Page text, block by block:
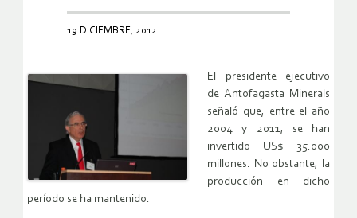
19 DICIEMBRE, 2012
El presidente ejecutivo
de Antofagasta Minerals
señaló que, entre el año
2004 y 2011, se han
invertido US$ 35.000
millones. No obstante, la
producción en dicho
período se ha mantenido.